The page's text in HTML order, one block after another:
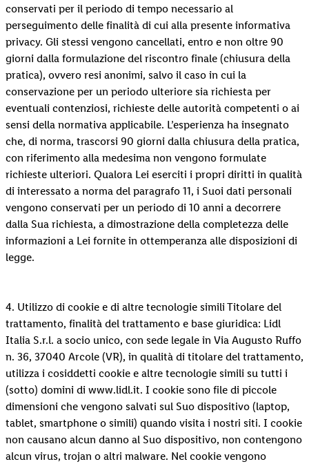
conservati per il periodo di tempo necessario al
perseguimento delle finalità di cui alla presente informativa
privacy. Gli stessi vengono cancellati, entro e non oltre 90
giorni dalla formulazione del riscontro finale (chiusura della
pratica), ovvero resi anonimi, salvo il caso in cui la
conservazione per un periodo ulteriore sia richiesta per
eventuali contenziosi, richieste delle autorità competenti o ai
sensi della normativa applicabile. L’esperienza ha insegnato
che, di norma, trascorsi 90 giorni dalla chiusura della pratica,
con riferimento alla medesima non vengono formulate
richieste ulteriori. Qualora Lei eserciti i propri diritti in qualità
di interessato a norma del paragrafo 11, i Suoi dati personali
vengono conservati per un periodo di 10 anni a decorrere
dalla Sua richiesta, a dimostrazione della completezza delle
informazioni a Lei fornite in ottemperanza alle disposizioni di
legge.
4. Utilizzo di cookie e di altre tecnologie simili Titolare del
trattamento, finalità del trattamento e base giuridica: Lidl
Italia S.r.l. a socio unico, con sede legale in Via Augusto Ruffo
n. 36, 37040 Arcole (VR), in qualità di titolare del trattamento,
utilizza i cosiddetti cookie e altre tecnologie simili su tutti i
(sotto) domini di www.lidl.it. I cookie sono file di piccole
dimensioni che vengono salvati sul Suo dispositivo (laptop,
tablet, smartphone o simili) quando visita i nostri siti. I cookie
non causano alcun danno al Suo dispositivo, non contengono
alcun virus, trojan o altri malware. Nel cookie vengono